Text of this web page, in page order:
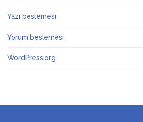
Yazı beslemesi
Yorum beslemesi
WordPress.org